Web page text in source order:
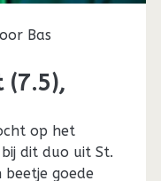
Bas
(7.5),
op het
dit duo uit St.
beetje goede